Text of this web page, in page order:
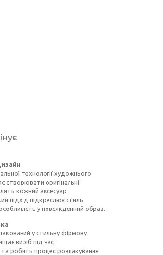
технології художнього
створювати оригінальні
кожний аксесуар
підхід підкреслює стиль
у повсякденний образ.
у стильну фірмову
виріб під час
робить процес розпакування